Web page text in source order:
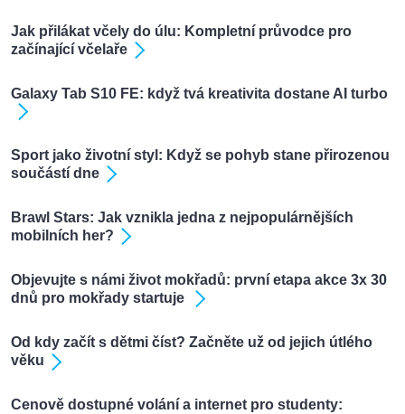
Jak přilákat včely do úlu: Kompletní průvodce pro
začínající včelaře
Galaxy Tab S10 FE: když tvá kreativita dostane AI turbo
Sport jako životní styl: Když se pohyb stane přirozenou
součástí dne
Brawl Stars: Jak vznikla jedna z nejpopulárnějších
mobilních her?
Objevujte s námi život mokřadů: první etapa akce 3x 30
dnů pro mokřady startuje
Od kdy začít s dětmi číst? Začněte už od jejich útlého
věku
Cenově dostupné volání a internet pro studenty: